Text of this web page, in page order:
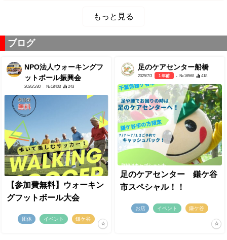
もっと見る
ブログ
NPO法人ウォーキングフ
ットボール振興会
2026/5/30 - №18403 243
【参加費無料】ウォーキン
グフットボール大会
団体 イベント 鎌ケ谷
足のケアセンター船橋
2025/7/3 1 年前 - №16568 418
足のケアセンター 鎌ケ谷
市スペシャル！！
お店 イベント 鎌ケ谷